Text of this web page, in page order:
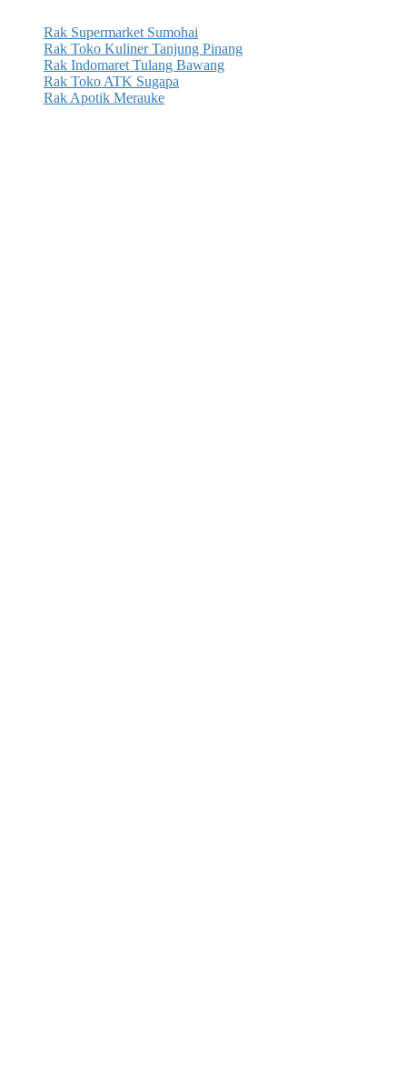
Rak Supermarket Sumohai
Rak Toko Kuliner Tanjung Pinang
Rak Indomaret Tulang Bawang
Rak Toko ATK Sugapa
Rak Apotik Merauke